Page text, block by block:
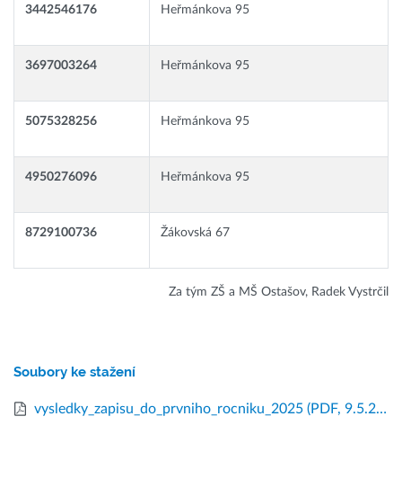
3442546176 Heřmánkova 95
3697003264 Heřmánkova 95
5075328256 Heřmánkova 95
4950276096 Heřmánkova 95
8729100736 Žákovská 67
Za tým ZŠ a MŠ Ostašov, Radek Vystrčil
Soubory ke stažení
vysledky_zapisu_do_prvniho_rocniku_2025 (PDF, 9.5.2025)